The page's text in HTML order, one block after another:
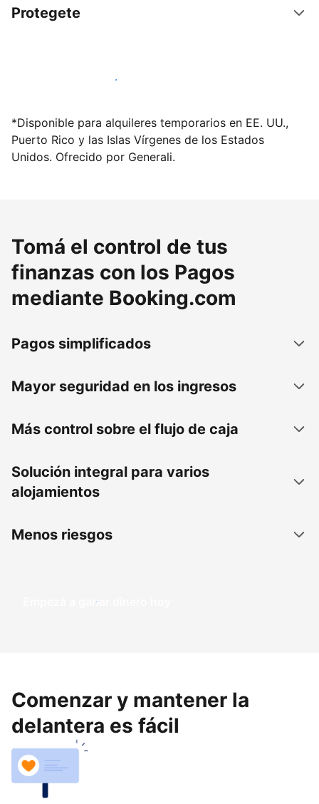
Protegete
Publicá en nuestra plataforma hoy
*Disponible para alquileres temporarios en EE. UU.,
Puerto Rico y las Islas Vírgenes de los Estados
Unidos. Ofrecido por Generali.
Tomá el control de tus
finanzas con los Pagos
mediante Booking.com
Pagos simplificados
Mayor seguridad en los ingresos
Más control sobre el flujo de caja
Solución integral para varios
alojamientos
Menos riesgos
Empezá a ganar dinero hoy
Comenzar y mantener la
delantera es fácil